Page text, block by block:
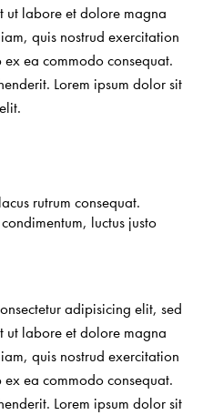
ut labore et dolore magna
quis nostrud exercitation
ea commodo consequat.
Lorem ipsum dolor sit
rutrum consequat.
luctus justo
adipisicing elit, sed
ut labore et dolore magna
quis nostrud exercitation
ea commodo consequat.
Lorem ipsum dolor sit